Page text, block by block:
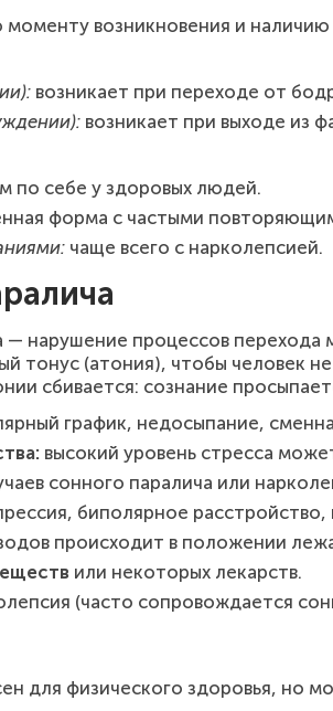
возникновения и
возникает при переходе от
возникает при выходе из
по себе у здоровых людей.
форма с частыми
чаще всего с нарколепсией.
нарушение процессов
тонус (атония), чтобы человек
сбивается: сознание
график, недосыпание,
высокий уровень стресса
сонного паралича или
биполярное
происходит в положении
или некоторых лекарств.
(часто сопровождается
для физического здоровья, но